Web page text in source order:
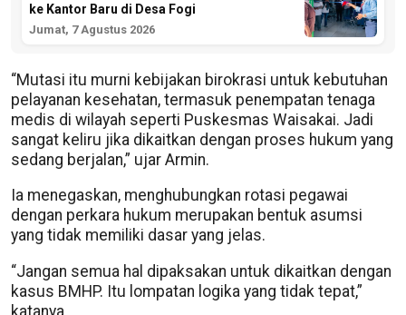
ke Kantor Baru di Desa Fogi
Jumat, 7 Agustus 2026
“Mutasi itu murni kebijakan birokrasi untuk kebutuhan
pelayanan kesehatan, termasuk penempatan tenaga
medis di wilayah seperti Puskesmas Waisakai. Jadi
sangat keliru jika dikaitkan dengan proses hukum yang
sedang berjalan,” ujar Armin.
Ia menegaskan, menghubungkan rotasi pegawai
dengan perkara hukum merupakan bentuk asumsi
yang tidak memiliki dasar yang jelas.
“Jangan semua hal dipaksakan untuk dikaitkan dengan
kasus BMHP. Itu lompatan logika yang tidak tepat,”
katanya.